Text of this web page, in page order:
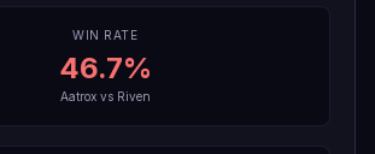
WIN RATE
46.7%
Aatroxvs Riven